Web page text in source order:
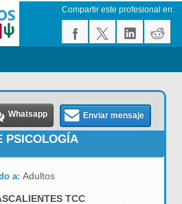
Compartir este profesional en:
Whatsapp Enviar mensaje
PSICOLOGÍA
a:Adultos
TCC